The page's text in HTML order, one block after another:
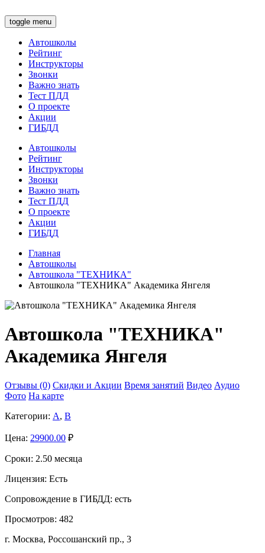
toggle menu
Автошколы
Рейтинг
Инструкторы
Звонки
Важно знать
Тест ПДД
О проекте
Акции
ГИБДД
Автошколы
Рейтинг
Инструкторы
Звонки
Важно знать
Тест ПДД
О проекте
Акции
ГИБДД
Главная
Автошколы
Автошкола "ТЕХНИКА"
Автошкола "ТЕХНИКА" Академика Янгеля
Автошкола "ТЕХНИКА"
Академика Янгеля
Отзывы (0) Скидки и Акции Время занятий Видео Аудио
Фото На карте
Категории: A, B
Цена: 29900.00 ₽
Сроки: 2.50 месяца
Лицензия: Есть
Сопровождение в ГИБДД: есть
Просмотров: 482
г. Москва, Россошанский пр., 3